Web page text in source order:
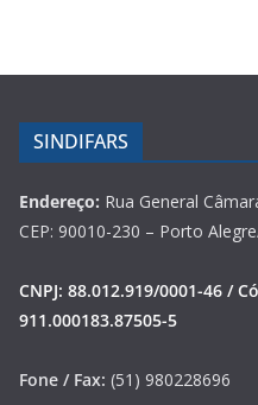
SINDIFARS
Endereço: Rua General
CEP: 90010-230 – Porto
CNPJ: 88.012.919/0001-46 /
911.000183.87505-5
Fone / Fax: (51) 980228696